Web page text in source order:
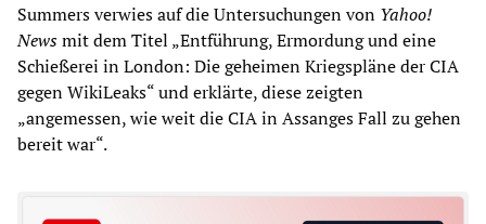
Summers verwies auf die Untersuchungen von Yahoo!
Newsmit dem Titel „Entführung, Ermordung und eine
Schießerei in London: Die geheimen Kriegspläne der CIA
gegen WikiLeaks“ und erklärte, diese zeigten
„angemessen, wie weit die CIA in Assanges Fall zu gehen
bereit war“.